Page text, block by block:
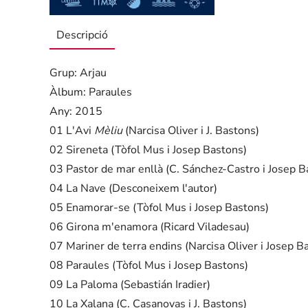
Descripció
Grup: Arjau
Àlbum: Paraules
Any: 2015
01 L'Avi Mèliu(Narcisa Oliver i J. Bastons)
02 Sireneta (Tòfol Mus i Josep Bastons)
03 Pastor de mar enllà (C. Sánchez-Castro i Josep
04 La Nave (Desconeixem l'autor)
05 Enamorar-se (Tòfol Mus i Josep Bastons)
06 Girona m'enamora (Ricard Viladesau)
07 Mariner de terra endins (Narcisa Oliver i Josep
08 Paraules (Tòfol Mus i Josep Bastons)
09 La Paloma (Sebastián Iradier)
10 La Xalana (C. Casanovas i J. Bastons)